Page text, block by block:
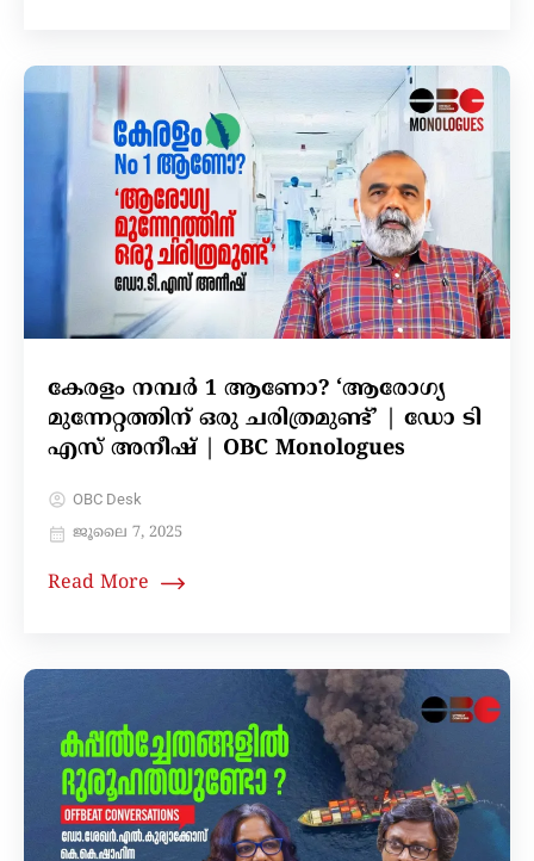
കേരളം നമ്പർ 1 ആണോ? ‘ആരോഗ്യ
മുന്നേറ്റത്തിന് ഒരു ചരിത്രമുണ്ട്’ | ഡോ ടി
എസ് അനീഷ് | OBC Monologues
OBC Desk
ജൂലൈ 7, 2025
Read More